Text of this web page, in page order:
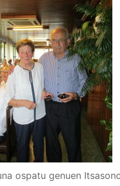
ospatu genuen